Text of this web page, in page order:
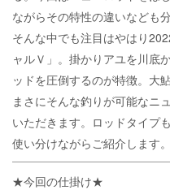
ながらその特性の違いなども
そんな中でも注目はやはり
ャルＶ」。掛かりアユを川底
ッドを圧倒するのが特徴。大
まさにそんな釣りが可能なニ
いただきます。ロッドタイプ
使い分けながらご紹介します。
★今回の仕掛け★